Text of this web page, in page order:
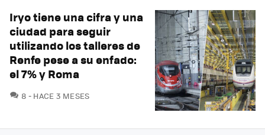
Iryo tiene una cifra y una
ciudad para seguir
utilizando los talleres de
Renfe pese a su enfado:
el 7% y Roma
8 COMENTARIOS
HACE 3 MESES